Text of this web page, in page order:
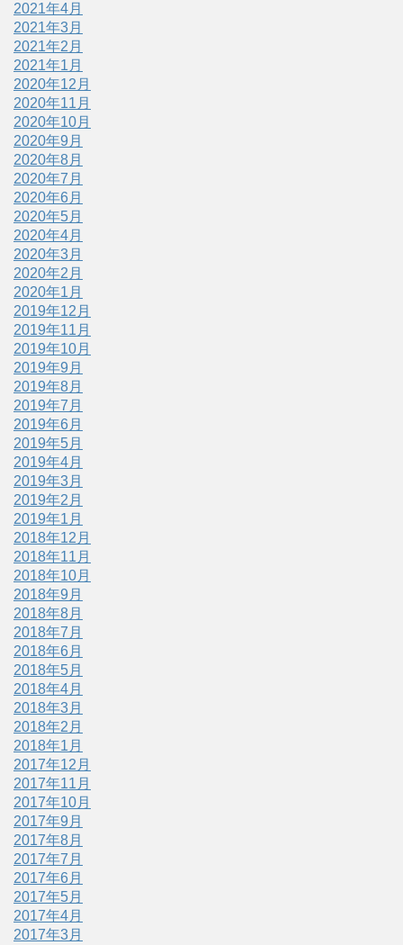
2021年4月
2021年3月
2021年2月
2021年1月
2020年12月
2020年11月
2020年10月
2020年9月
2020年8月
2020年7月
2020年6月
2020年5月
2020年4月
2020年3月
2020年2月
2020年1月
2019年12月
2019年11月
2019年10月
2019年9月
2019年8月
2019年7月
2019年6月
2019年5月
2019年4月
2019年3月
2019年2月
2019年1月
2018年12月
2018年11月
2018年10月
2018年9月
2018年8月
2018年7月
2018年6月
2018年5月
2018年4月
2018年3月
2018年2月
2018年1月
2017年12月
2017年11月
2017年10月
2017年9月
2017年8月
2017年7月
2017年6月
2017年5月
2017年4月
2017年3月